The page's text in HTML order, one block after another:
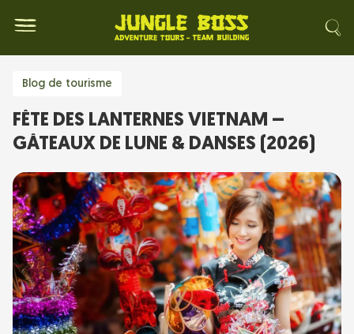
Blog de tourisme
FÊTE DES LANTERNES VIETNAM –
GÂTEAUX DE LUNE & DANSES (2026)